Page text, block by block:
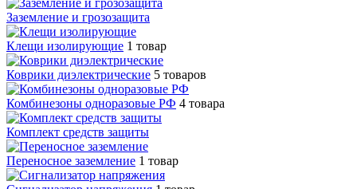
Заземление и грозозащита
Клещи изолирующие 1 товар
Коврики диэлектрические 5 товаров
Комбинезоны одноразовые РФ 4 товара
Комплект средств защиты
Переносное заземление 1 товар